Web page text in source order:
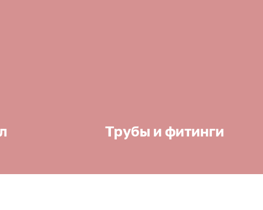
Трубы и фитинги